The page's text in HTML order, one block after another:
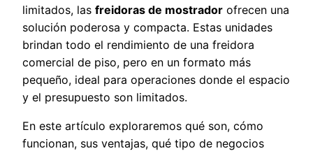
limitados, las freidoras de mostrador ofrecen una
solución poderosa y compacta. Estas unidades
brindan todo el rendimiento de una freidora
comercial de piso, pero en un formato más
pequeño, ideal para operaciones donde el espacio
y el presupuesto son limitados.
En este artículo exploraremos qué son, cómo
funcionan, sus ventajas, qué tipo de negocios